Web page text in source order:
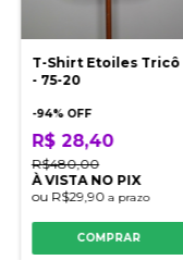
T-Shirt Etoiles Tricô
- 75-20
-94% OFF
R$ 28,40
R$480,00
À VISTA NO PIX
ou R$29,90 a prazo
COMPRAR